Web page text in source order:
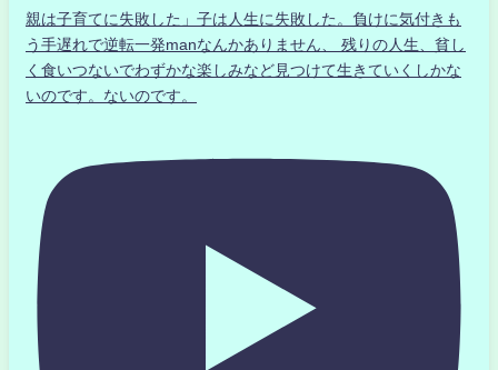
親は子育てに失敗した」子は人生に失敗した。負けに気付きも
う手遅れで逆転一発manなんかありません、 残りの人生、貧し
く食いつないでわずかな楽しみなど見つけて生きていくしかな
いのです。ないのです。